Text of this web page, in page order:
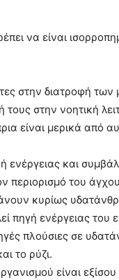
να είναι
στην διατροφή
στην νοητική
είναι μερικά από
και
περιορισμό του
κυρίως
πηγή ενέργειας του
πλούσιες σε
το ρύζι.
είναι